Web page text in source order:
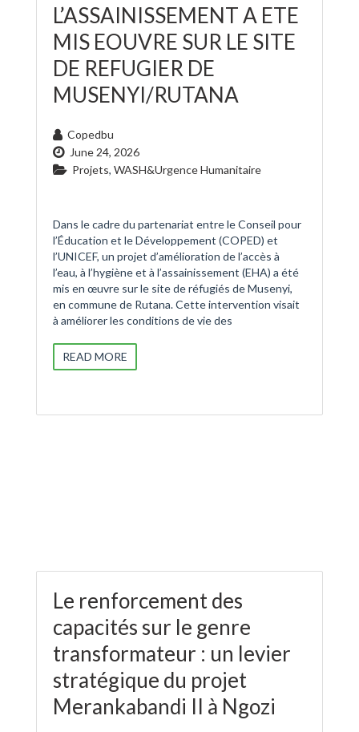
L’ASSAINISSEMENT A ETE
MIS EOUVRE SUR LE SITE
DE REFUGIER DE
MUSENYI/RUTANA
Copedbu
June 24, 2026
Projets, WASH&Urgence Humanitaire
Dans le cadre du partenariat entre le Conseil pour
l’Éducation et le Développement (COPED) et
l’UNICEF, un projet d’amélioration de l’accès à
l’eau, à l’hygiène et à l’assainissement (EHA) a été
mis en œuvre sur le site de réfugiés de Musenyi,
en commune de Rutana. Cette intervention visait
à améliorer les conditions de vie des
READ MORE
Le renforcement des
capacités sur le genre
transformateur : un levier
stratégique du projet
Merankabandi II à Ngozi